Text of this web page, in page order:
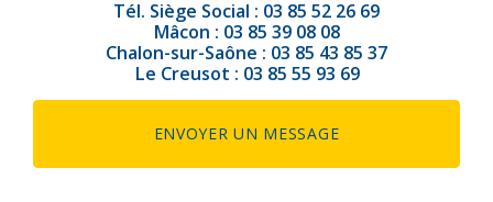
Tél. Siège Social : 03 85 52 26 69
Mâcon : 03 85 39 08 08
Chalon-sur-Saône : 03 85 43 85 37
Le Creusot : 03 85 55 93 69
ENVOYER UN MESSAGE